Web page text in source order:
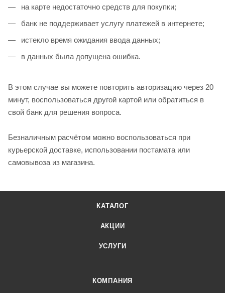
на карте недостаточно средств для покупки;
банк не поддерживает услугу платежей в интернете;
истекло время ожидания ввода данных;
в данных была допущена ошибка.
В этом случае вы можете повторить авторизацию через 20
минут, воспользоваться другой картой или обратиться в
свой банк для решения вопроса.
Безналичным расчётом можно воспользоваться при
курьерской доставке, использовании постамата или
самовывоза из магазина.
КАТАЛОГ
АКЦИИ
УСЛУГИ
КОМПАНИЯ